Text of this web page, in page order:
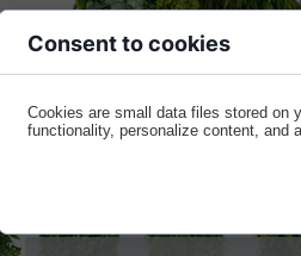
Consent to cookies
Cookies are small data files stored on
functionality, personalize content, and